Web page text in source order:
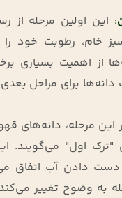
: این اولین مرحله
خام، رطوبت خود
از اهمیت بسیاری
برای مراحل
این مرحله، دانه‌های
"ترک اول" می‌گویند.
دست دادن آب اتفاق
به وضوح تغییر